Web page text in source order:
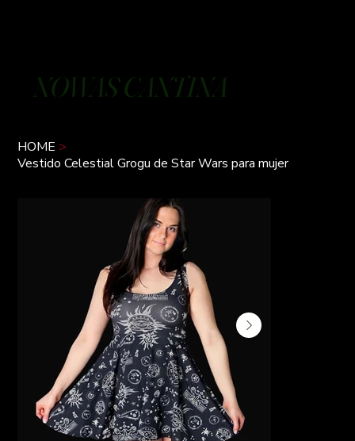
NOWAS CANTINA
HOME >
Vestido Celestial Grogu de Star Wars para mujer